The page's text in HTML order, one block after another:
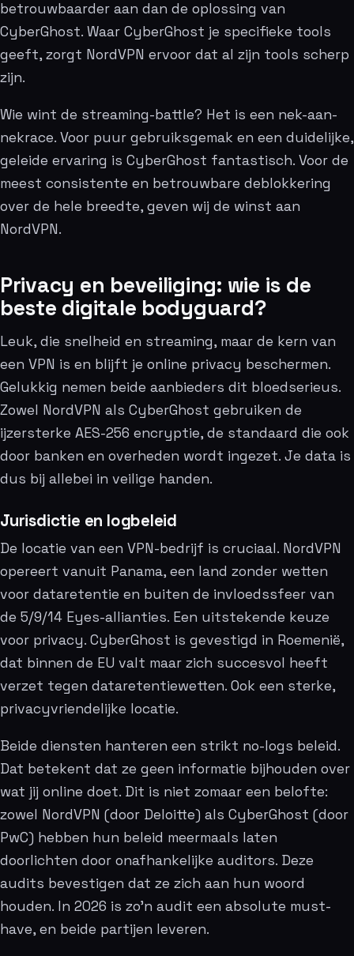
betrouwbaarder aan dan de oplossing van
CyberGhost. Waar CyberGhost je specifieke tools
geeft, zorgt NordVPN ervoor dat al zijn tools scherp
zijn.
Wie wint de streaming-battle? Het is een nek-aan-
nekrace. Voor puur gebruiksgemak en een duidelijke,
geleide ervaring is CyberGhost fantastisch. Voor de
meest consistente en betrouwbare deblokkering
over de hele breedte, geven wij de winst aan
NordVPN.
Privacy en beveiliging: wie is de
beste digitale bodyguard?
Leuk, die snelheid en streaming, maar de kern van
een VPN is en blijft je online privacy beschermen.
Gelukkig nemen beide aanbieders dit bloedserieus.
Zowel NordVPN als CyberGhost gebruiken de
ijzersterke AES-256 encryptie, de standaard die ook
door banken en overheden wordt ingezet. Je data is
dus bij allebei in veilige handen.
Jurisdictie en logbeleid
De locatie van een VPN-bedrijf is cruciaal. NordVPN
opereert vanuit Panama, een land zonder wetten
voor dataretentie en buiten de invloedssfeer van
de 5/9/14 Eyes-allianties. Een uitstekende keuze
voor privacy. CyberGhost is gevestigd in Roemenië,
dat binnen de EU valt maar zich succesvol heeft
verzet tegen dataretentiewetten. Ook een sterke,
privacyvriendelijke locatie.
Beide diensten hanteren een strikt no-logs beleid.
Dat betekent dat ze geen informatie bijhouden over
wat jij online doet. Dit is niet zomaar een belofte:
zowel NordVPN (door Deloitte) als CyberGhost (door
PwC) hebben hun beleid meermaals laten
doorlichten door onafhankelijke auditors. Deze
audits bevestigen dat ze zich aan hun woord
houden. In 2026 is zo’n audit een absolute must-
have, en beide partijen leveren.